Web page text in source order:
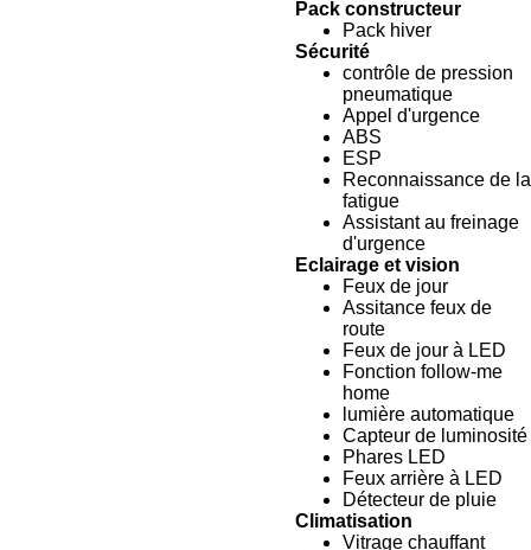
Pack constructeur
Pack hiver
Sécurité
contrôle de pression
pneumatique
Appel d'urgence
ABS
ESP
Reconnaissance de la
fatigue
Assistant au freinage
d'urgence
Eclairage et vision
Feux de jour
Assitance feux de
route
Feux de jour à LED
Fonction follow-me
home
lumière automatique
Capteur de luminosité
Phares LED
Feux arrière à LED
Détecteur de pluie
Climatisation
Vitrage chauffant